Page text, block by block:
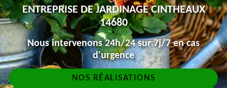
ENTREPRISE DE JARDINAGE CINTHEAUX
14680
Nous intervenons 24h/24 sur 7j/7 en cas
d'urgence
NOS RÉALISATIONS